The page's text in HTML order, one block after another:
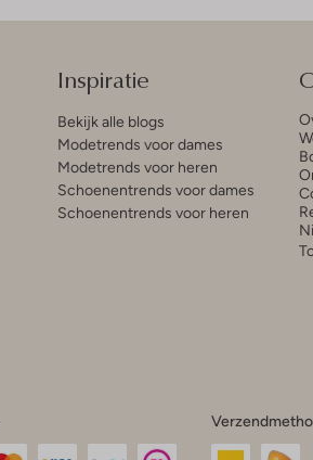
Inspiratie
Bekijk alle blogs
Modetrends voor dames
Modetrends voor heren
Schoenentrends voor dames
Schoenentrends voor heren